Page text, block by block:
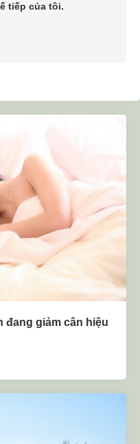
tiếp của tôi.
đang giảm cân hiệu